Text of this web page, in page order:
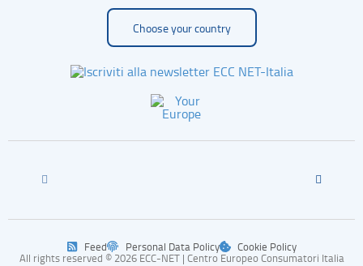
Choose your country
All rights reserved © 2026 ECC-NET | Centro Europeo Consumatori Italia
Feed Personal Data Policy Cookie Policy